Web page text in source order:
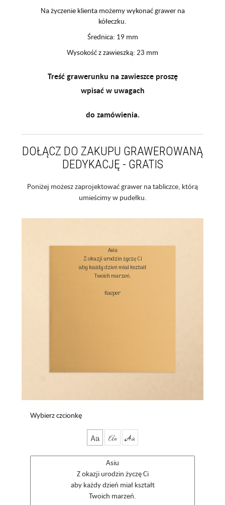
Na życzenie klienta możemy wykonać grawer na
kółeczku.
Średnica: 19 mm
Wysokość z zawieszką: 23 mm
Treść grawerunku na zawieszce proszę
wpisać w uwagach
do zamówienia.
DOŁĄCZ DO ZAKUPU GRAWEROWANĄ
DEDYKACJĘ - GRATIS
Poniżej możesz zaprojektować grawer na tabliczce, którą
umieścimy w pudełku.
Asiu
Z okazji urodzin życzę Ci
aby każdy dzień miał kształt
Twoich marzeń.
Kacper
Wybierz czcionkę
Aa Aa Aa